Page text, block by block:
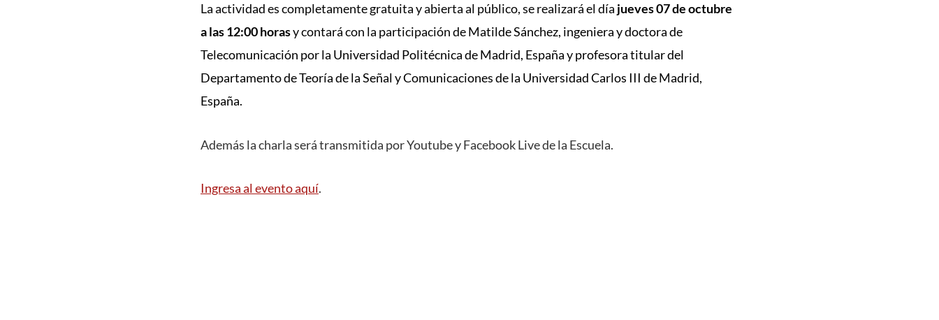
La actividad es completamente gratuita y abierta al público, se realizará el día jueves 07 de octubre
a las 12:00 horasy contará con la participación deMatilde Sánchez, ingeniera y doctora de
Telecomunicación por la Universidad Politécnica de Madrid, España yprofesora titulardel
Departamento de Teoría de la Señal y Comunicacionesde la UniversidadCarlos III de Madrid,
España.
Además la charla será transmitida por Youtube y Facebook Live de la Escuela.
Ingresa al evento aquí.